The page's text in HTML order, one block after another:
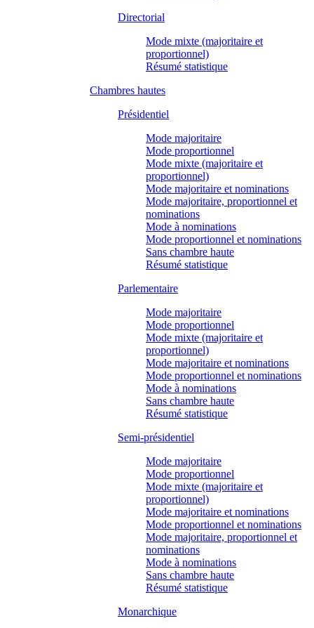
Directorial
Mode mixte (majoritaire et
proportionnel)
Résumé statistique
Chambres hautes
Présidentiel
Mode majoritaire
Mode proportionnel
Mode mixte (majoritaire et
proportionnel)
Mode majoritaire et nominations
Mode majoritaire, proportionnel et
nominations
Mode à nominations
Mode proportionnel et nominations
Sans chambre haute
Résumé statistique
Parlementaire
Mode majoritaire
Mode proportionnel
Mode mixte (majoritaire et
proportionnel)
Mode majoritaire et nominations
Mode proportionnel et nominations
Mode à nominations
Sans chambre haute
Résumé statistique
Semi-présidentiel
Mode majoritaire
Mode proportionnel
Mode mixte (majoritaire et
proportionnel)
Mode majoritaire et nominations
Mode proportionnel et nominations
Mode majoritaire, proportionnel et
nominations
Mode à nominations
Sans chambre haute
Résumé statistique
Monarchique